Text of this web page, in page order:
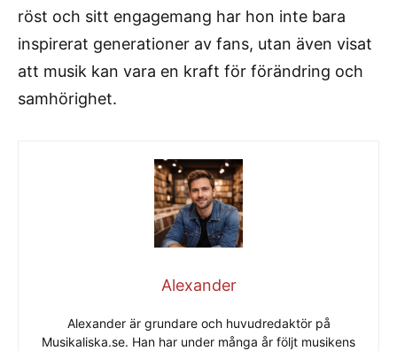
röst och sitt engagemang har hon inte bara
inspirerat generationer av fans, utan även visat
att musik kan vara en kraft för förändring och
samhörighet.
Alexander
Alexander är grundare och huvudredaktör på
Musikaliska.se. Han har under många år följt musikens